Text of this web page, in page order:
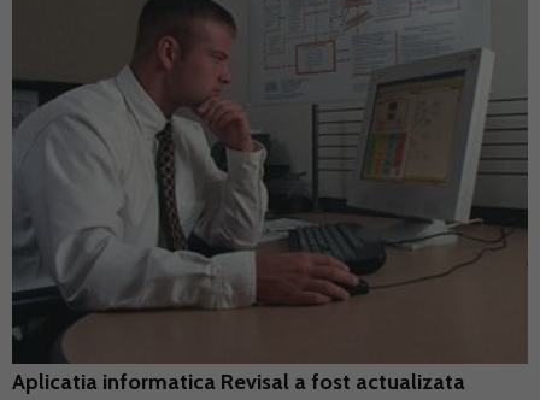
Aplicatia informatica Revisal a fost actualizata